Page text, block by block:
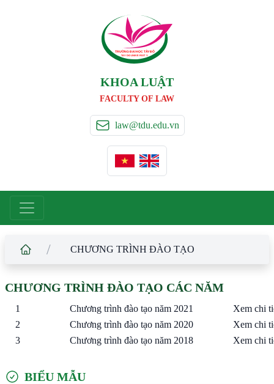
TRƯỜNG ĐẠI HỌC TÂY ĐÔ
TAY DO UNIVERSIT Y
KHOA LUẬT
FACULTY OF LAW
law@tdu.edu.vn
/ CHƯƠNG TRÌNH ĐÀO TẠO
CHƯƠNG TRÌNH ĐÀO TẠO CÁC NĂM
1 Chương trình đào tạo năm 2021
Xem chi
2
Chương trình đào tạo năm 2020
Xem chi
3
Chương trình đào tạo năm 2018 Xem chi
BIỂU MẪU